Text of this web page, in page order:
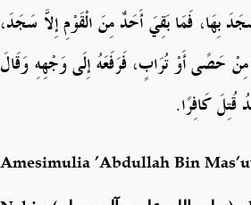
بِهَا، فَمَا بَقِيَ أَحَدٌ مِنَ الْقَوْمِ إِلاَّ سَجَدَ،
حَصًى أَوْ تُرَابٍ، فَرَفَعَهُ إِلَى وَجْهِهِ وَقَالَ
قُتِلَ كَافِرًا‏.‏
Amesimulia ’Abdullah Bin